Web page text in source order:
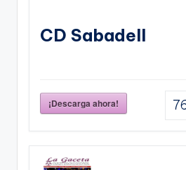
CD Sabadell
¡Descarga ahora!